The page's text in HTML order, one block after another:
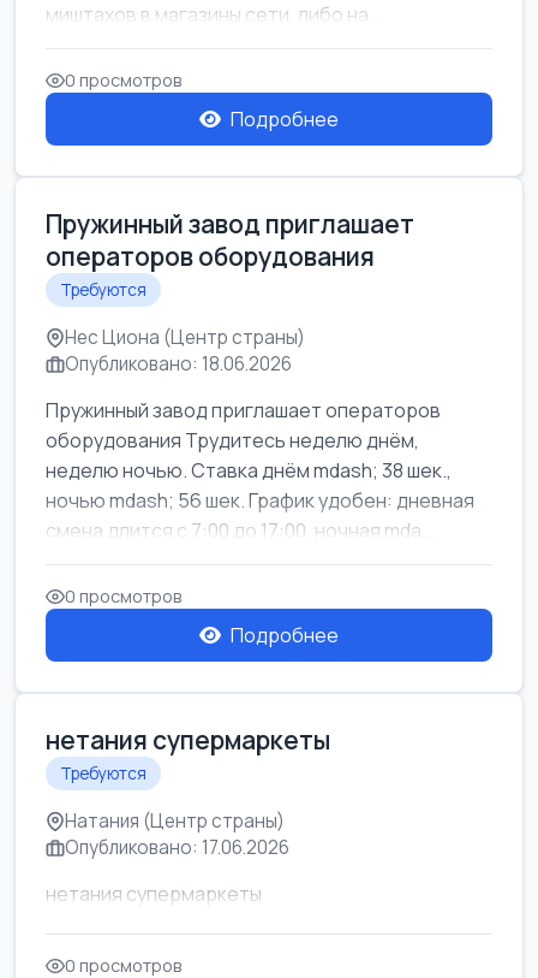
миштахов в магазины сети, либо на...
0 просмотров
Подробнее
Пружинный завод приглашает
операторов оборудования
Требуются
Нес Циона (Центр страны)
Опубликовано: 18.06.2026
Пружинный завод приглашает операторов
оборудования Трудитесь неделю днём,
неделю ночью. Ставка днём mdash; 38 шек.,
ночью mdash; 56 шек. График удобен: дневная
смена длится с 7:00 до 17:00, ночная mda...
0 просмотров
Подробнее
нетания супермаркеты
Требуются
Натания (Центр страны)
Опубликовано: 17.06.2026
нетания супермаркеты
0 просмотров